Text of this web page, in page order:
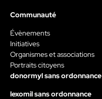
Communauté
Évènements
Initiatives
Organismes et associations
Portraits citoyens
donormyl sans ordonnance
lexomil sans ordonnance